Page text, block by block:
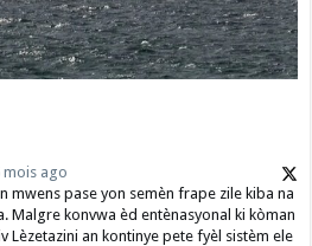
mois ago
mwens pase yon semèn frape zile kiba na
Malgre konvwa èd entènasyonal ki kòman
Lèzetazini an kontinye pete fyèl sistèm ele